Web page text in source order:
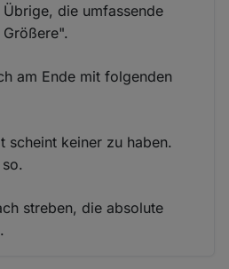
die umfassende
am Ende mit folgenden
scheint keiner zu haben.
streben, die absolute